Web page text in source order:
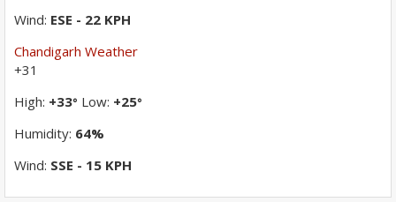
Wind: ESE - 22 KPH
Chandigarh Weather
+31
High: +33° Low: +25°
Humidity: 64%
Wind: SSE - 15 KPH